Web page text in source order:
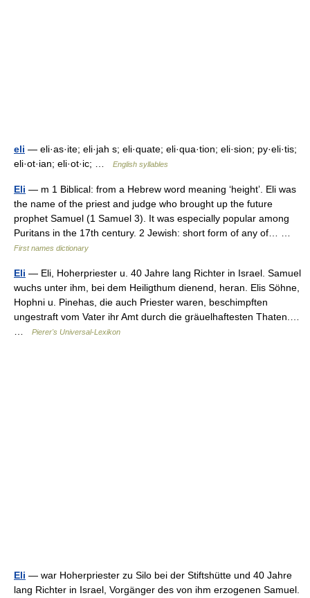
eli — eli·as·ite; eli·jah s; eli·quate; eli·qua·tion; eli·sion; py·eli·tis;
eli·ot·ian; eli·ot·ic; …
English syllables
Eli — m 1 Biblical: from a Hebrew word meaning ‘height’. Eli was
the name of the priest and judge who brought up the future
prophet Samuel (1 Samuel 3). It was especially popular among
Puritans in the 17th century. 2 Jewish: short form of any of… …
First names dictionary
Eli — Eli, Hoherpriester u. 40 Jahre lang Richter in Israel. Samuel
wuchs unter ihm, bei dem Heiligthum dienend, heran. Elis Söhne,
Hophni u. Pinehas, die auch Priester waren, beschimpften
ungestraft vom Vater ihr Amt durch die gräuelhaftesten Thaten.…
Pierer's Universal-Lexikon
Eli — war Hoherpriester zu Silo bei der Stiftshütte und 40 Jahre
lang Richter in Israel, Vorgänger des von ihm erzogenen Samuel.